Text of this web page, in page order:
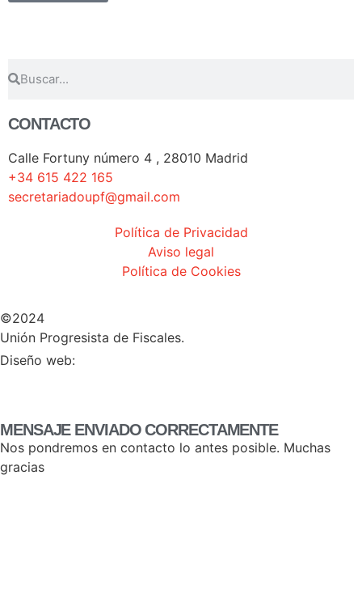
CONTACTO
Calle Fortuny número 4 , 28010 Madrid
+34 615 422 165
secretariadoupf@gmail.com
Política de Privacidad
Aviso legal
Política de Cookies
©2024
Unión Progresista de Fiscales.
Diseño web:
MENSAJE ENVIADO CORRECTAMENTE
Nos pondremos en contacto lo antes posible. Muchas
gracias